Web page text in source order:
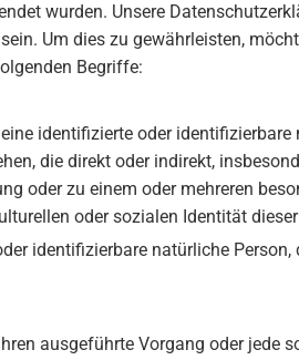
wurden. Unsere
Um dies zu gewährleisten,
Begriffe:
identifizierte oder
die direkt oder indirekt,
oder zu einem oder mehreren
oder sozialen Identität
identifizierbare natürliche
ausgeführte Vorgang oder jede